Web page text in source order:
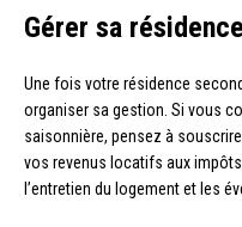
Gérer sa
Une fois votre résidence
organiser sa gestion. Si vous
saisonnière, pensez à
vos revenus locatifs aux
l’entretien du logement et les